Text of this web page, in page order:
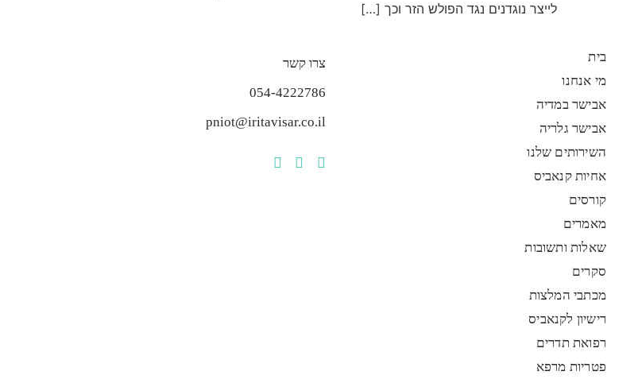
לייצר נוגדנים נגד הפולש הזר וכך […]
בית
מי אנחנו
אבישר במדיה
אבישר גלריה
השירותים שלנו
אחיות קנאביס
קורסים
מאמרים
שאלות ותשובות
סקרים
מכתבי המלצות
רישיון לקנאביס
רפואת תדרים
פטריות מרפא
צרו קשר
054-4222786
pniot@iritavisar.co.il